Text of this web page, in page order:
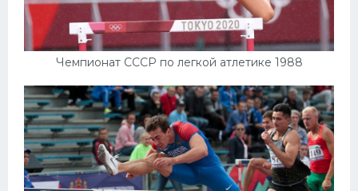
Чемпионат СССР по легкой атлетике 1988